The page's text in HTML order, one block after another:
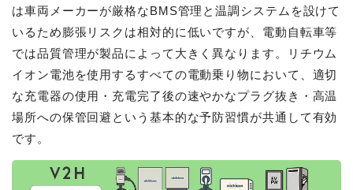
は車両メーカーが厳格なBMS管理と温調システムを設けて
いるため膨張リスクは相対的に低いですが、電動自転車等
では品質管理が製品によって大きく異なります。リチウム
イオン電池を使用するすべての電動乗り物において、適切
な充電器の使用・充電完了後の速やかなプラグ抜き・高温
場所への保管回避という基本的な予防習慣が共通して有効
です。